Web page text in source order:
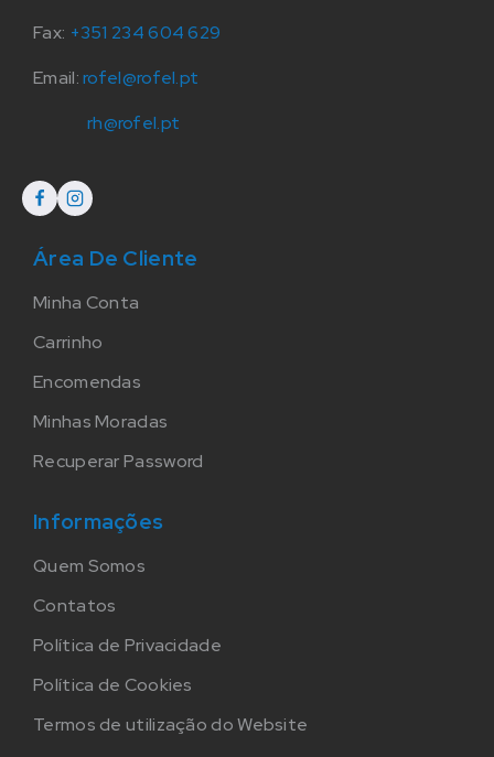
Fax: +351 234 604 629
Email:rofel@rofel.pt
rh@rofel.pt
Área De Cliente
Minha Conta
Carrinho
Encomendas
Minhas Moradas
Recuperar Password
Informações
Quem Somos
Contatos
Política de Privacidade
Política de Cookies
Termos de utilização do Website